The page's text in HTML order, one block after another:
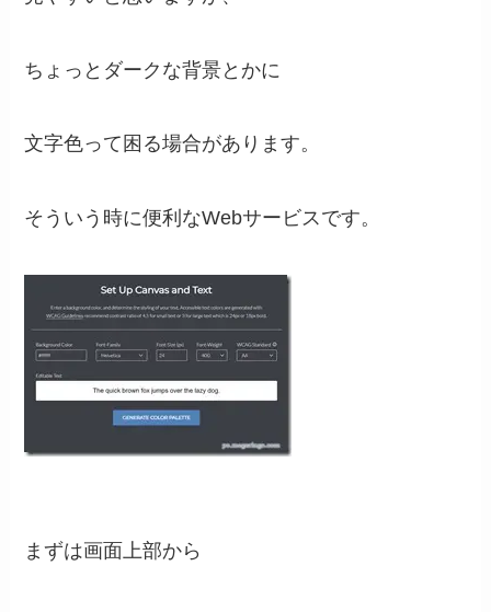
ちょっとダークな背景とかに
文字色って困る場合があります。
そういう時に便利なWebサービスです。
まずは画面上部から